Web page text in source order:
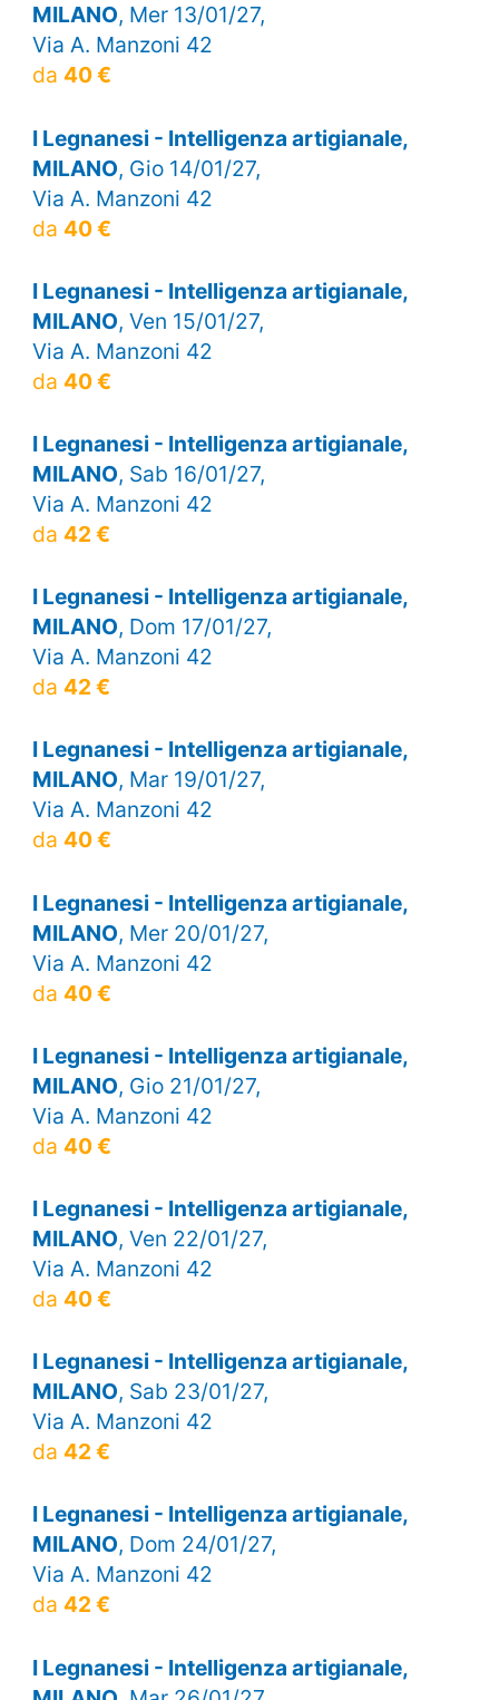
MILANO, Mer 13/01/27,
Via A. Manzoni 42
da 40 €
I Legnanesi - Intelligenza artigianale,
MILANO, Gio 14/01/27,
Via A. Manzoni 42
da 40 €
I Legnanesi - Intelligenza artigianale,
MILANO, Ven 15/01/27,
Via A. Manzoni 42
da 40 €
I Legnanesi - Intelligenza artigianale,
MILANO, Sab 16/01/27,
Via A. Manzoni 42
da 42 €
I Legnanesi - Intelligenza artigianale,
MILANO, Dom 17/01/27,
Via A. Manzoni 42
da 42 €
I Legnanesi - Intelligenza artigianale,
MILANO, Mar 19/01/27,
Via A. Manzoni 42
da 40 €
I Legnanesi - Intelligenza artigianale,
MILANO, Mer 20/01/27,
Via A. Manzoni 42
da 40 €
I Legnanesi - Intelligenza artigianale,
MILANO, Gio 21/01/27,
Via A. Manzoni 42
da 40 €
I Legnanesi - Intelligenza artigianale,
MILANO, Ven 22/01/27,
Via A. Manzoni 42
da 40 €
I Legnanesi - Intelligenza artigianale,
MILANO, Sab 23/01/27,
Via A. Manzoni 42
da 42 €
I Legnanesi - Intelligenza artigianale,
MILANO, Dom 24/01/27,
Via A. Manzoni 42
da 42 €
I Legnanesi - Intelligenza artigianale,